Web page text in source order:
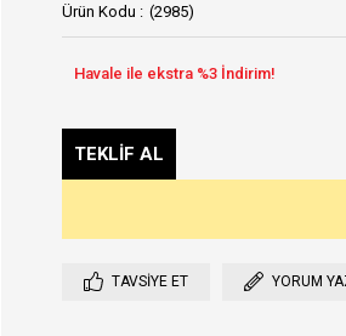
(2985)
TAVSIYE ET YORUM